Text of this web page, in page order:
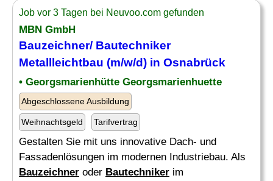
Job vor 3 Tagen bei Neuvoo.com gefunden
MBN GmbH
Bauzeichner/ Bautechniker
Metallleichtbau (m/w/d) in Osnabrück
• Georgsmarienhütte Georgsmarienhuette
Abgeschlossene Ausbildung
Weihnachtsgeld Tarifvertrag
Gestalten Sie mit uns innovative Dach- und
Fassadenlösungen im modernen Industriebau. Als
Bauzeichner oder Bautechniker im